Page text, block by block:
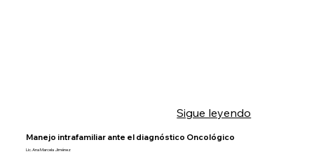
Sigue leyendo
Manejo intrafamiliar ante el diagnóstico Oncológico
Lic. Ana Marcela Jiménez